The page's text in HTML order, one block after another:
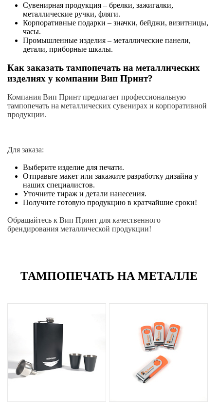
Сувенирная продукция – брелки, зажигалки,
металлические ручки, фляги.
Корпоративные подарки – значки, бейджи, визитницы,
часы.
Промышленные изделия – металлические панели,
детали, приборные шкалы.
Как заказать тампопечать на металлических
изделиях у компании Вип Принт?
Компания Вип Принт предлагает профессиональную
тампопечать на металлических сувенирах и корпоративной
продукции.
Для заказа:
Выберите изделие для печати.
Отправьте макет или закажите разработку дизайна у
наших специалистов.
Уточните тираж и детали нанесения.
Получите готовую продукцию в кратчайшие сроки!
Обращайтесь к Вип Принт для качественного
брендирования металлической продукции!
ТАМПОПЕЧАТЬ НА МЕТАЛЛЕ